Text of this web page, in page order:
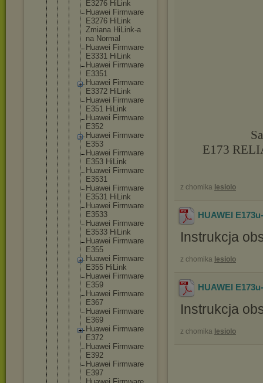
E3276 HiLink
Huawei Firmware
E3276 HiLink
Zmiana HiLink-a
na Normal
Huawei Firmware
E3331 HiLink
Huawei Firmware
E3351
Huawei Firmware
E3372 HiLink
Huawei Firmware
E351 HiLink
Huawei Firmware
E352
Huawei Firmware
E353
Huawei Firmware
E353 HiLink
Huawei Firmware
E3531
Huawei Firmware
E3531 HiLink
Huawei Firmware
E3533
Huawei Firmware
E3533 HiLink
Huawei Firmware
E355
Huawei Firmware
E355 HiLink
Huawei Firmware
E359
Huawei Firmware
E367
Huawei Firmware
E369
Huawei Firmware
E372
Huawei Firmware
E392
Huawei Firmware
E397
E173
z chomika lesiolo
HUAWEI
Instrukcja
z chomika lesiolo
HUAWEI
Instrukcja
z chomika lesiolo